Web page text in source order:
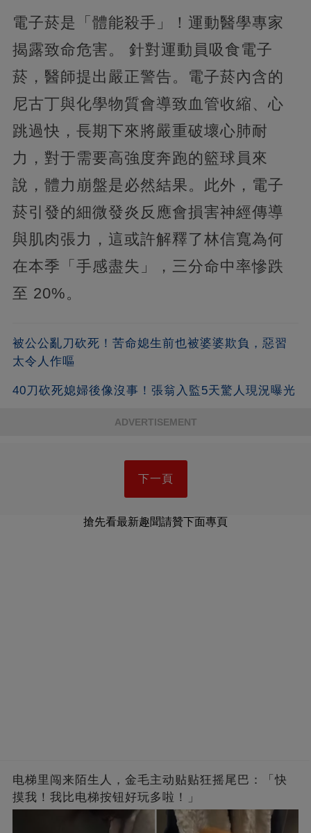
電子菸是「體能殺手」！運動醫學專家
揭露致命危害。 針對運動員吸食電子
菸，醫師提出嚴正警告。電子菸內含的
尼古丁與化學物質會導致血管收縮、心
跳過快，長期下來將嚴重破壞心肺耐
力，對于需要高強度奔跑的籃球員來
說，體力崩盤是必然結果。此外，電子
菸引發的細微發炎反應會損害神經傳導
與肌肉張力，這或許解釋了林信寬為何
在本季「手感盡失」，三分命中率慘跌
至 20%。
被公公亂刀砍死！苦命媳生前也被婆婆欺負，惡習
太令人作嘔
40刀砍死媳婦後像沒事！張翁入監5天驚人現況曝光
ADVERTISEMENT
下一頁
搶先看最新趣聞請贊下面專頁
电梯里闯来陌生人，金毛主动贴贴狂摇尾巴：「快
摸我！我比电梯按钮好玩多啦！」